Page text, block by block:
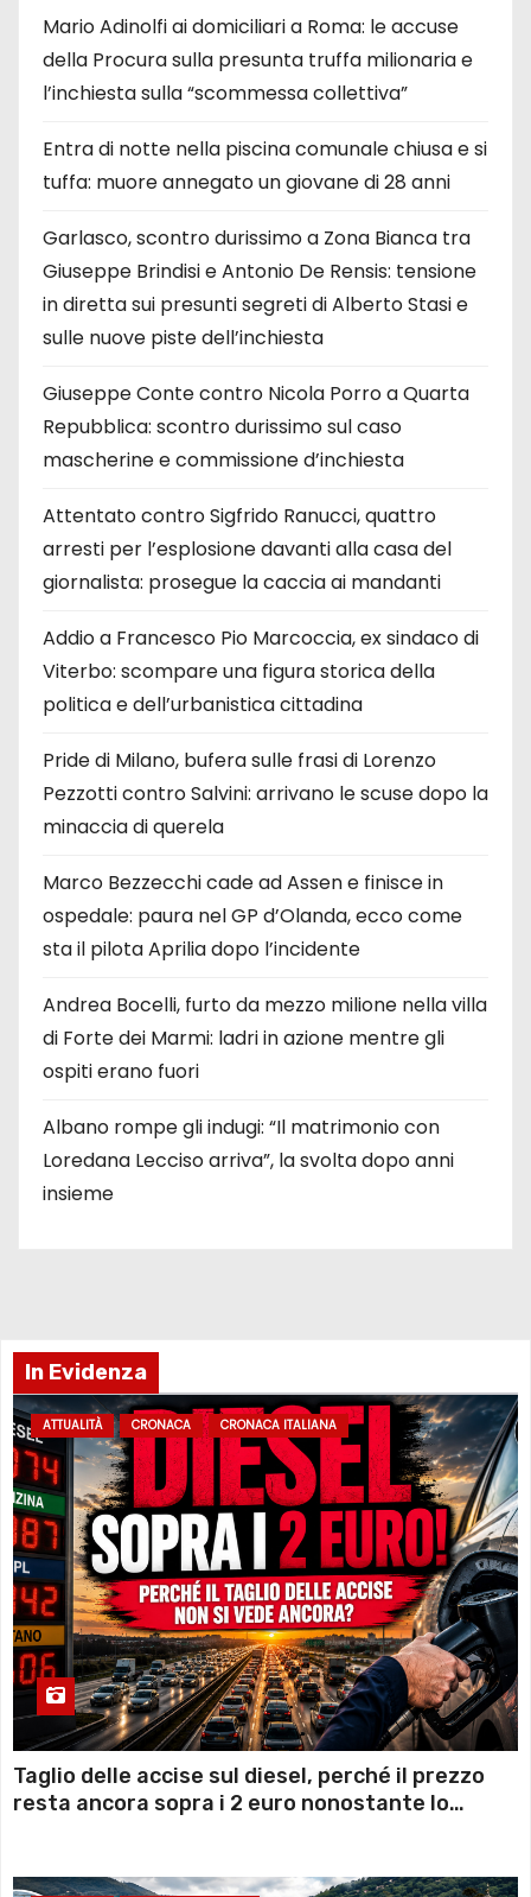
Mario Adinolfi ai domiciliari a Roma: le accuse
della Procura sulla presunta truffa milionaria e
l’inchiesta sulla “scommessa collettiva”
Entra di notte nella piscina comunale chiusa e si
tuffa: muore annegato un giovane di 28 anni
Garlasco, scontro durissimo a Zona Bianca tra
Giuseppe Brindisi e Antonio De Rensis: tensione
in diretta sui presunti segreti di Alberto Stasi e
sulle nuove piste dell’inchiesta
Giuseppe Conte contro Nicola Porro a Quarta
Repubblica: scontro durissimo sul caso
mascherine e commissione d’inchiesta
Attentato contro Sigfrido Ranucci, quattro
arresti per l’esplosione davanti alla casa del
giornalista: prosegue la caccia ai mandanti
Addio a Francesco Pio Marcoccia, ex sindaco di
Viterbo: scompare una figura storica della
politica e dell’urbanistica cittadina
Pride di Milano, bufera sulle frasi di Lorenzo
Pezzotti contro Salvini: arrivano le scuse dopo la
minaccia di querela
Marco Bezzecchi cade ad Assen e finisce in
ospedale: paura nel GP d’Olanda, ecco come
sta il pilota Aprilia dopo l’incidente
Andrea Bocelli, furto da mezzo milione nella villa
di Forte dei Marmi: ladri in azione mentre gli
ospiti erano fuori
Albano rompe gli indugi: “Il matrimonio con
Loredana Lecciso arriva”, la svolta dopo anni
insieme
In Evidenza
ATTUALITÀ CRONACA CRONACA ITALIANA
Taglio delle accise sul diesel, perché il prezzo
resta ancora sopra i 2 euro nonostante lo